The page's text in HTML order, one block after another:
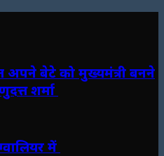
अपने बेटे को मुख्यमंत्री बनने
शर्मा
में